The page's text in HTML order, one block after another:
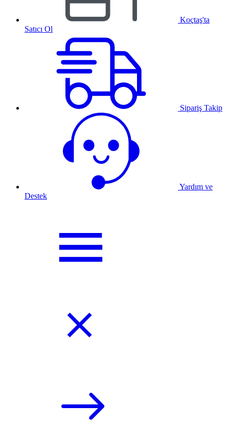
Koçtaş'ta
Satıcı Ol
Sipariş Takip
Yardım ve
Destek